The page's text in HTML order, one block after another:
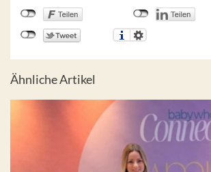
Ähnliche Artikel